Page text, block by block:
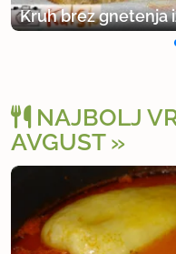
Kruh brez gnetenja
NAJBOLJ
AVGUST